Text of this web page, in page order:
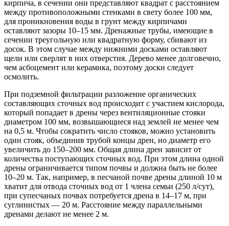
кирпича, в сечении они представляют квадрат с расстоянием
между противоположными стенками в свету более 100 мм,
для проникновения воды в грунт между кирпичами
оставляют зазоры 10–15 мм. Дренажные трубы, имеющие в
сечении треугольную или квадратную форму, сбивают из
досок. В этом случае между нижними досками оставляют
щели или сверлят в них отверстия. Дерево менее долговечно,
чем асбоцемент или керамика, поэтому доски следует
осмолить.
При подземной фильтрации разложение органических
составляющих сточных вод происходит с участием кислорода,
который попадает в дрены через вентиляционные стояки
диаметром 100 мм, возвышающиеся над землей не менее чем
на 0,5 м. Чтобы сократить число стояков, можно установить
один стояк, объединив трубой концы дрен, но диаметр его
увеличить до 150–200 мм. Общая длина дрен зависит от
количества поступающих сточных вод. При этом длина одной
дрены ограничивается типом почвы и должна быть не более
10–20 м. Так, например, в песчаной почве дрены длиной 10 м
хватит для отвода сточных вод от 1 члена семьи (250 л/сут),
при супесчаных почвах потребуется дрена в 14–17 м, при
суглинистых — 20 м. Расстояние между параллельными
дренами делают не менее 2 м.